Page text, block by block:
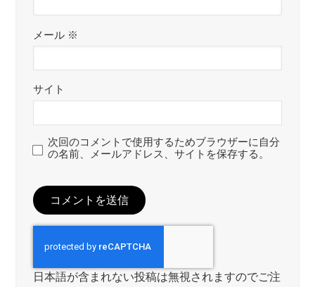
メール ※
サイト
次回のコメントで使用するためブラウザーに自分
の名前、メールアドレス、サイトを保存する。
日本語が含まれない投稿は無視されますのでご注